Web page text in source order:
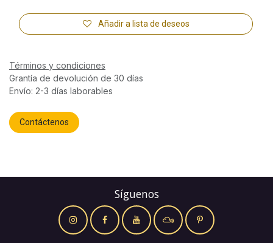
Añadir a lista de deseos
Términos y condiciones
Grantía de devolución de 30 días
Envío: 2-3 días laborables
Contáctenos
Síguenos